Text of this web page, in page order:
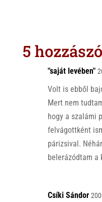
A
o
o
k
5
"saját levében"
Volt is ebből
Mert nem
hogy a szalámi
felvágottként
párizsival.
belerázódtam a
Csíki Sándor